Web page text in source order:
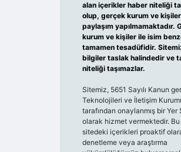
alan içerikler haber niteliği
olup, gerçek kurum ve kişiler
paylaşım yapılmamaktadır.
kurum ve kişiler ile isim
tamamen tesadüfidir.
bilgiler taslak halindedir ve
niteliği taşımazlar.
Sitemiz, 5651 Sayılı Kanun
Teknolojileri ve İletişim
tarafından onaylanmış bir Yer
olarak hizmet vermektedir.
sitedeki içerikleri proaktif
denetleme veya araştırma